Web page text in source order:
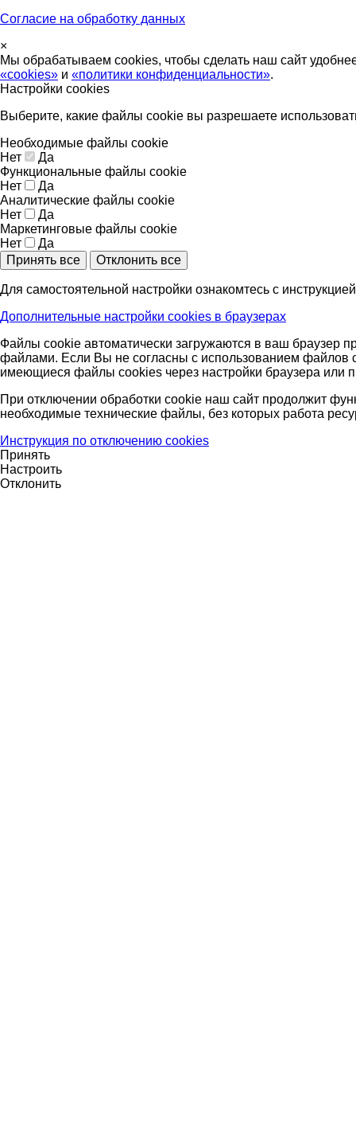
Согласие на обработку данных
×
Мы обрабатываем cookies, чтобы сделать наш сайт
«cookies» и «политики конфиденциальности».
Настройки cookies
Выберите, какие файлы cookie вы разрешаете
Необходимые файлы cookie
Нет
Да
Функциональные файлы cookie
Нет
Да
Аналитические файлы cookie
Нет
Да
Маркетинговые файлы cookie
Нет
Да
Принять все
Отклонить все
Для самостоятельной настройки ознакомтесь с инструкцией
Дополнительные настройки cookies в браузерах
Файлы cookie автоматически загружаются в ваш браузер
файлами. Если Вы не согласны с использованием файлов
имеющиеся файлы cookies через настройки браузера или
При отключении обработки cookie наш сайт продолжит
необходимые технические файлы, без которых работа
Инструкция по отключению cookies
Принять
Настроить
Отклонить